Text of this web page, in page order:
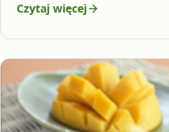
Czytaj więcej